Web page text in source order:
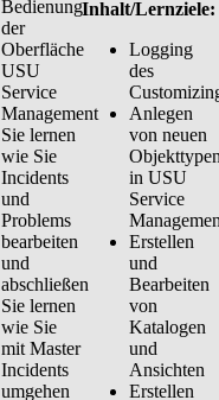
Bedienung
der
Oberfläche
USU
Service
Management
Sie lernen
wie Sie
Incidents
und
Problems
bearbeiten
und
abschließen
Sie lernen
wie Sie
mit Master
Incidents
umgehen
Inhalt/Lernziele:
Logging
des
Anlegen
von neuen
in USU
Service
Erstellen
und
Bearbeiten
von
Katalogen
und
Ansichten
Erstellen